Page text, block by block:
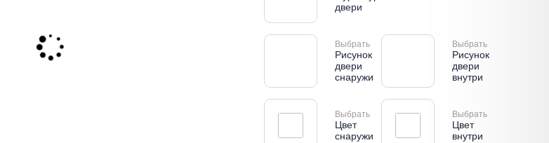
двери
Выбрать
Рисунок
двери
снаружи
Выбрать
Рисунок
двери
внутри
Выбрать
Цвет
снаружи
Выбрать
Цвет
внутри